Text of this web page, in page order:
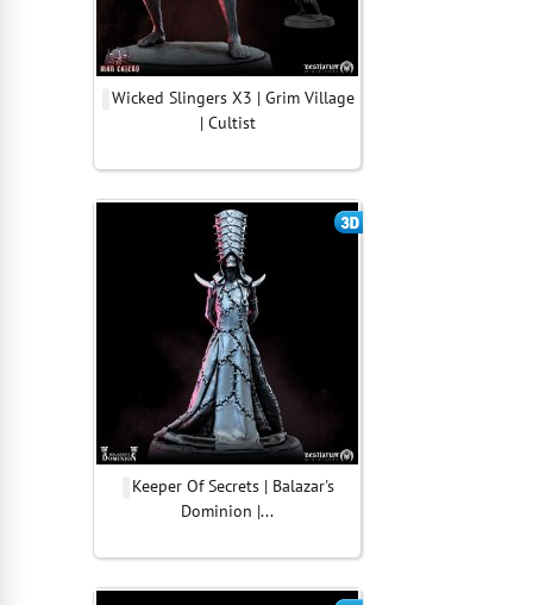
Wicked Slingers X3 | Grim Village
| Cultist
Keeper Of Secrets | Balazar's
Dominion |...